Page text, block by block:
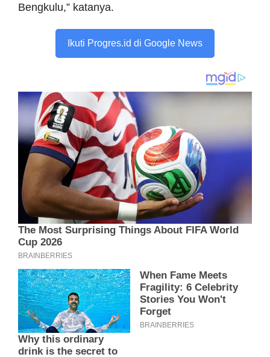
Bengkulu,” katanya.
Ikuti Progres.id di Google News